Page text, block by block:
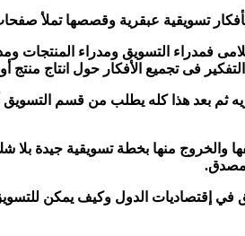
تسويقية عبقرية وقصصها تملأ
التسويق ومدراء المنتجات
فى تجميع الأفكار حول انتاج منتج أو
ثم بعد هذا كله يطلب من قسم
والخروج منها بخطة تسويقية جيدة بلا
مصدق.
في إقتصاديات الدول وكيف يمكن